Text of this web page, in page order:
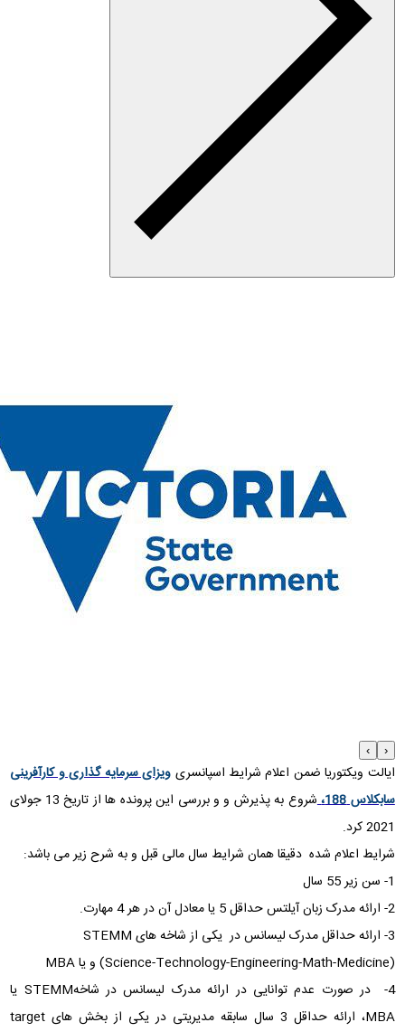
‹
›
ایالت ویکتوریا ضمن اعلام شرایط اسپانسری ویزای سرمایه گذاری و کارآفرینی
سابکلاس 188،
شروع به پذیرش و و بررسی این پرونده ها از تاریخ 13 جولای
2021 کرد.
شرایط اعلام شده دقیقا همان شرایط سال مالی قبل و به شرح زیر می باشد:
1- سن زیر 55 سال
2- ارائه مدرک زبان آیلتس حداقل 5 یا معادل آن در هر 4 مهارت.
3- ارائه حداقل مدرک لیسانس در یکی از شاخه های STEMM
(Science-Technology-Engineering-Math-Medicine) و یا MBA
4- در صورت عدم توانایی در ارائه مدرک لیسانس در شاخهSTEMM یا
MBA، ارائه حداقل 3 سال سابقه مدیریتی در یکی از بخش های target